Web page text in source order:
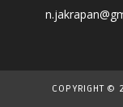
COPYRIGHT ©